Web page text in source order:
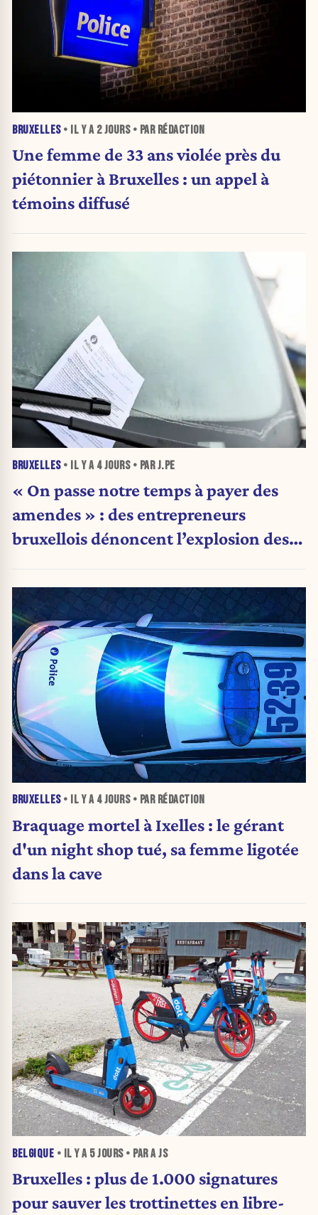
BRUXELLES• IL Y A 2 JOURS• PAR RÉDACTION
Une femme de 33 ans violée près du
piétonnier à Bruxelles : un appel à
témoins diffusé
BRUXELLES• IL Y A 4 JOURS• PAR J.PE
« On passe notre temps à payer des
amendes » : des entrepreneurs
bruxellois dénoncent l’explosion des
BRUXELLES• IL Y A 4 JOURS• PAR RÉDACTION
Braquage mortel à Ixelles : le gérant
d'un night shop tué, sa femme ligotée
dans la cave
BELGIQUE • IL Y A 5 JOURS• PAR A JS
Bruxelles : plus de 1.000 signatures
pour sauver les trottinettes en libre-